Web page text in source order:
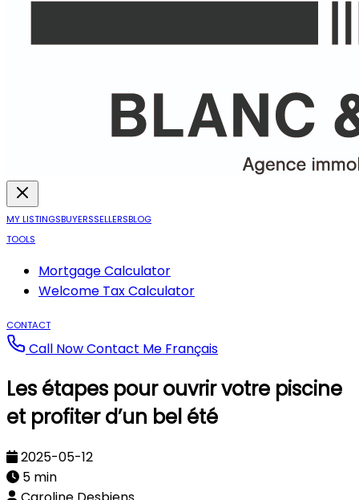
MY LISTINGSBUYERSSELLERSBLOG
TOOLS
Mortgage Calculator
Welcome Tax Calculator
CONTACT
Call NowContact Me Français
Les étapes pour ouvrir votre piscine
et profiter d’un bel été
2025-05-12
5 min